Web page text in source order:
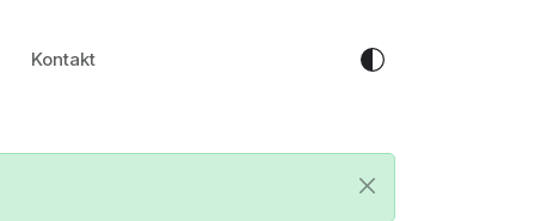
Kontakt